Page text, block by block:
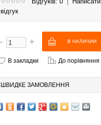
відгук
В закладки До порівняння
ШВИДКЕ ЗАМОВЛЕННЯ